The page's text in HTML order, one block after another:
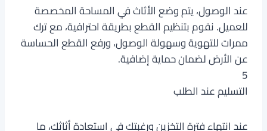
عند الوصول، يتم وضع الأثاث في المساحة المخصصة
للعميل. نقوم بتنظيم القطع بطريقة احترافية، مع ترك
ممرات للتهوية وسهولة الوصول، ورفع القطع الحساسة
عن الأرض لضمان حماية إضافية.
5
التسليم عند الطلب
عند انتهاء فترة التخزين ورغبتك في استعادة أثاثك، ما